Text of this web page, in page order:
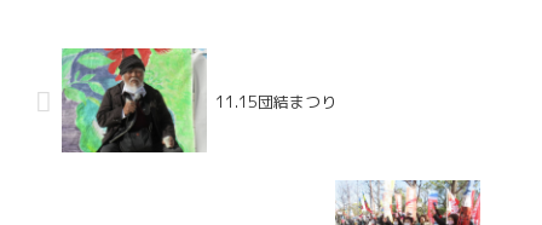
11.15団結まつり